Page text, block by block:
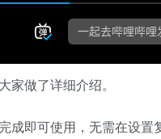
家做了详细介绍。
成即可使用，无需在设置